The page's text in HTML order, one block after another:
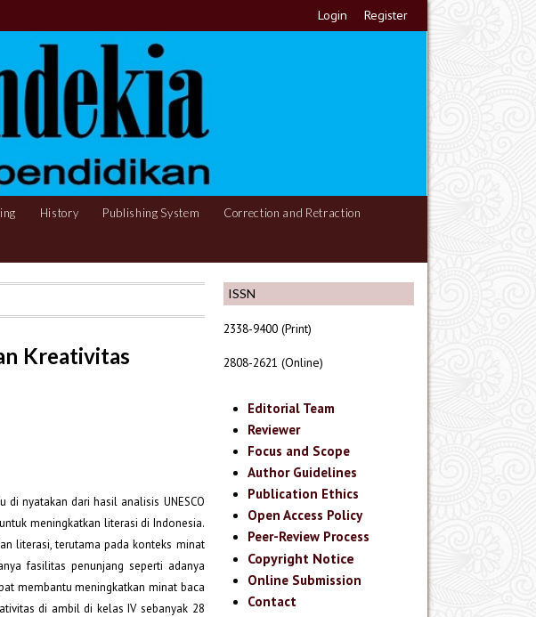
Login Register
History Publishing System Correction and Retraction
ISSN
2338-9400 (Print)
2808-2621 (Online)
Editorial Team
Reviewer
Focus and Scope
Author Guidelines
Publication Ethics
Open Access Policy
Peer-Review Process
Copyright Notice
Online Submission
Contact
Kreativitas
nyatakan dari hasil analisis UNESCO
meningkatkan literasi di Indonesia.
literasi, terutama pada konteks minat
fasilitas penunjang seperti adanya
membantu meningkatkan minat baca
di ambil di kelas IV sebanyak 28